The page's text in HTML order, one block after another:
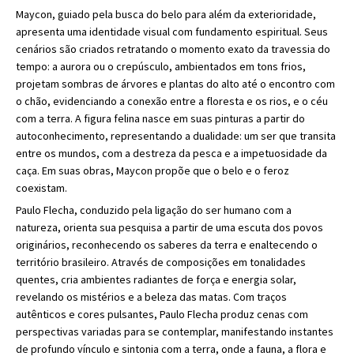
Maycon, guiado pela busca do belo para além da exterioridade,
apresenta uma identidade visual com fundamento espiritual. Seus
cenários são criados retratando o momento exato da travessia do
tempo: a aurora ou o crepúsculo, ambientados em tons frios,
projetam sombras de árvores e plantas do alto até o encontro com
o chão, evidenciando a conexão entre a floresta e os rios, e o céu
com a terra. A figura felina nasce em suas pinturas a partir do
autoconhecimento, representando a dualidade: um ser que transita
entre os mundos, com a destreza da pesca e a impetuosidade da
caça. Em suas obras, Maycon propõe que o belo e o feroz
coexistam.
Paulo Flecha, conduzido pela ligação do ser humano com a
natureza, orienta sua pesquisa a partir de uma escuta dos povos
originários, reconhecendo os saberes da terra e enaltecendo o
território brasileiro. Através de composições em tonalidades
quentes, cria ambientes radiantes de força e energia solar,
revelando os mistérios e a beleza das matas. Com traços
autênticos e cores pulsantes, Paulo Flecha produz cenas com
perspectivas variadas para se contemplar, manifestando instantes
de profundo vínculo e sintonia com a terra, onde a fauna, a flora e